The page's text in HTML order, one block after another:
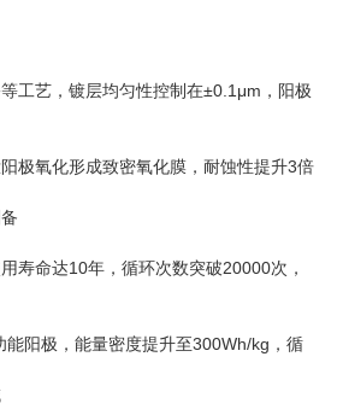
工艺，镀层均匀性控制在±0.1μm，阳极
极氧化形成致密氧化膜，耐蚀性提升3倍
寿命达10年，循环次数突破20000次，
阳极，能量密度提升至300Wh/kg，循